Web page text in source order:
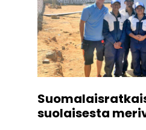
suolaisesta